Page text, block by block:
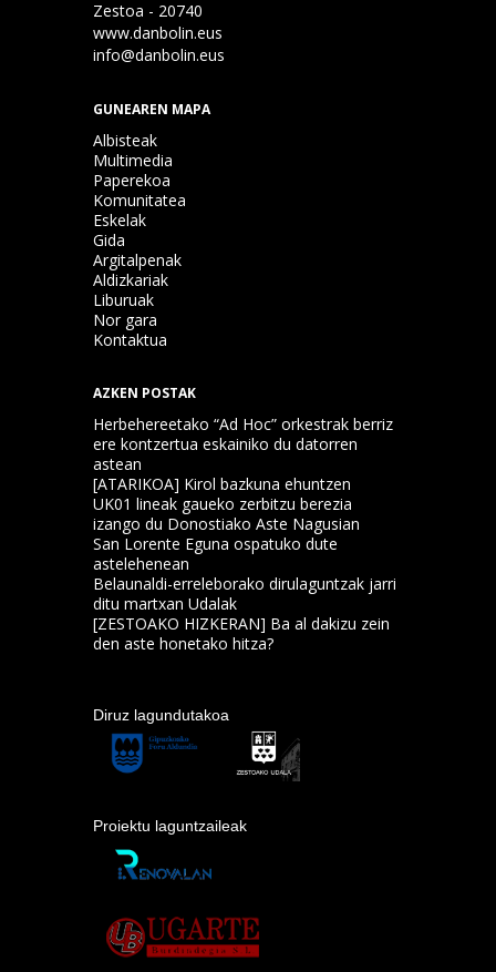
Zestoa - 20740
www.danbolin.eus
info@danbolin.eus
GUNEAREN MAPA
Albisteak
Multimedia
Paperekoa
Komunitatea
Eskelak
Gida
Argitalpenak
Aldizkariak
Liburuak
Nor gara
Kontaktua
AZKEN POSTAK
Herbehereetako “Ad Hoc” orkestrak berriz
ere kontzertua eskainiko du datorren
astean
[ATARIKOA] Kirol bazkuna ehuntzen
UK01 lineak gaueko zerbitzu berezia
izango du Donostiako Aste Nagusian
San Lorente Eguna ospatuko dute
astelehenean
Belaunaldi-erreleborako dirulaguntzak jarri
ditu martxan Udalak
[ZESTOAKO HIZKERAN] Ba al dakizu zein
den aste honetako hitza?
Diruz lagundutakoa
Proiektu laguntzaileak